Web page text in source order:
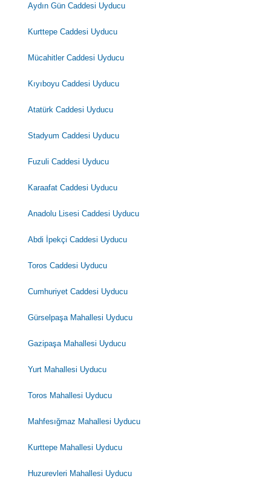
Aydın Gün Caddesi Uyducu
Kurttepe Caddesi Uyducu
Mücahitler Caddesi Uyducu
Kıyıboyu Caddesi Uyducu
Atatürk Caddesi Uyducu
Stadyum Caddesi Uyducu
Fuzuli Caddesi Uyducu
Karaafat Caddesi Uyducu
Anadolu Lisesi Caddesi Uyducu
Abdi İpekçi Caddesi Uyducu
Toros Caddesi Uyducu
Cumhuriyet Caddesi Uyducu
Gürselpaşa Mahallesi Uyducu
Gazipaşa Mahallesi Uyducu
Yurt Mahallesi Uyducu
Toros Mahallesi Uyducu
Mahfesığmaz Mahallesi Uyducu
Kurttepe Mahallesi Uyducu
Huzurevleri Mahallesi Uyducu